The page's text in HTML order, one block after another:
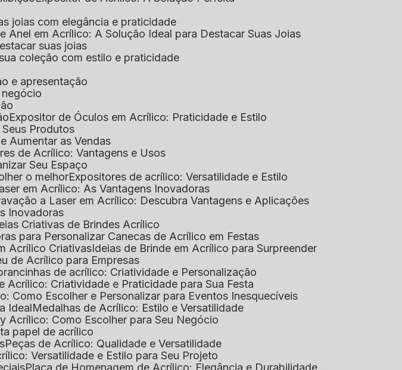
joias com elegância e praticidade
Anel em Acrílico: A Solução Ideal para Destacar Suas Joias
suas joias
coleção com estilo e praticidade
e apresentação
negócio
Expositor de Óculos em Acrílico: Praticidade e Estilo
Produtos
Aumentar as Vendas
de Acrílico: Vantagens e Usos
Seu Espaço
o melhor Expositores de acrílico: Versatilidade e Estilo
em Acrílico: As Vantagens Inovadoras
a Laser em Acrílico: Descubra Vantagens e Aplicações
Inovadoras
Criativas de Brindes Acrílico
para Personalizar Canecas de Acrílico em Festas
Acrílico Criativas Ideias de Brinde em Acrílico para Surpreender
de Acrílico para Empresas
de acrílico: Criatividade e Personalização
Acrílico: Criatividade e Praticidade para Sua Festa
Como Escolher e Personalizar para Eventos Inesquecíveis
Ideal
Medalhas de Acrílico: Estilo e Versatilidade
Acrílico: Como Escolher para Seu Negócio
papel de acrílico
Peças de Acrílico: Qualidade e Versatilidade
Versatilidade e Estilo para Seu Projeto
Placa de Homenagem de Acrílico: Elegância e Durabilidade